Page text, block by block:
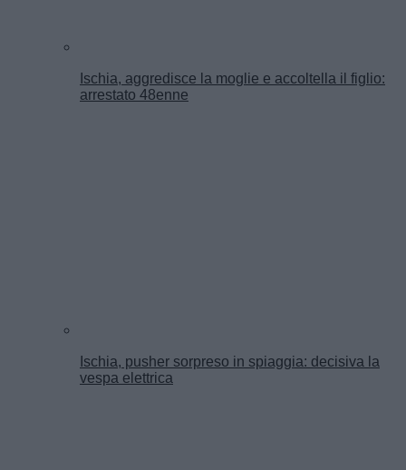
Ischia, aggredisce la moglie e accoltella il figlio:
arrestato 48enne
Ischia, pusher sorpreso in spiaggia: decisiva la
vespa elettrica